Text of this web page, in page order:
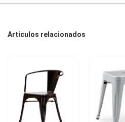
Artículos relacionados